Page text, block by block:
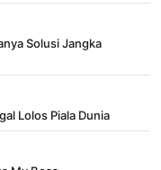
Solusi Jangka
Lolos Piala Dunia